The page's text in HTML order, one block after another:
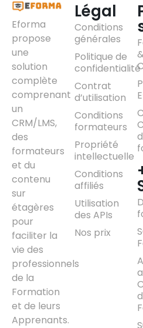
Eforma
propose
une
solution
complète
comprenant
un
CRM/LMS,
des
formateurs
et du
contenu
sur
étagères
pour
faciliter la
vie des
professionnels
de la
Formation
et de leurs
Apprenants.
Légal
Conditions
générales
Politique de
confidentialité
Contrat
d’utilisation
Conditions
formateurs
Propriété
intellectuelle
Conditions
affiliés
Utilisation
des APIs
Nos prix